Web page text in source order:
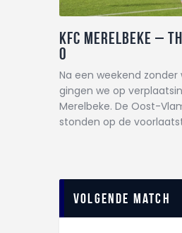
KFC Merelbeke –
0
Na een weekend zonder
gingen we op
Merelbeke. De Oost-
stonden op de
Volgende match